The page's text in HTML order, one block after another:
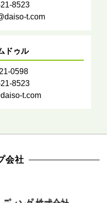
8523
t.com
ドゥル
0598
8523
t.com
会社